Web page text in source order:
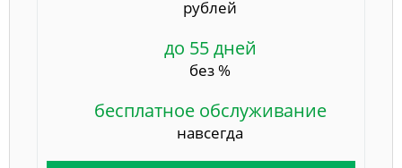
рублей
до 55 дней
без %
бесплатное обслуживание
навсегда